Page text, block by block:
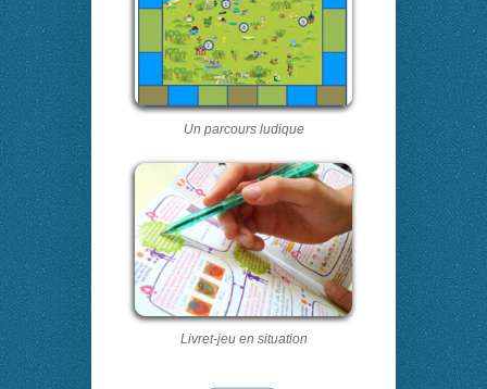
Un parcours ludique
Livret-jeu en situation